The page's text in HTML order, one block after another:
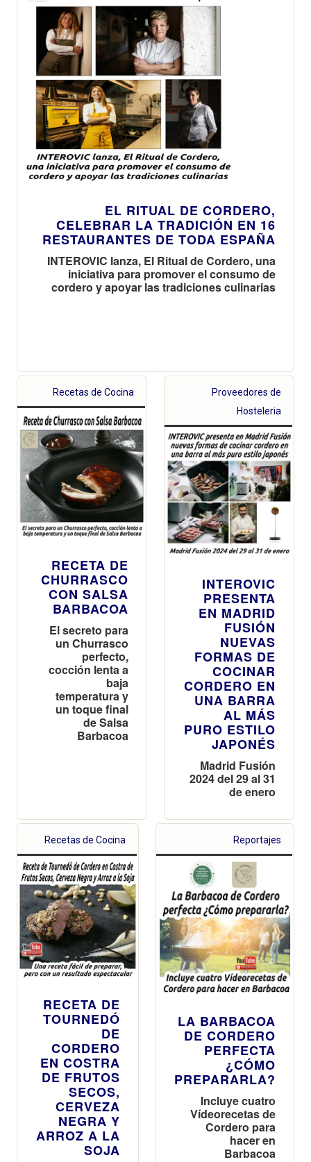
EL RITUAL DE CORDERO,
CELEBRAR LA TRADICIÓN EN 16
RESTAURANTES DE TODA ESPAÑA
INTEROVIC lanza, El Ritual de Cordero, una
iniciativa para promover el consumo de
cordero y apoyar las tradiciones culinarias
Recetas de Cocina
RECETA DE
CHURRASCO
CON SALSA
BARBACOA
El secreto para
un Churrasco
perfecto,
cocción lenta a
baja
temperatura y
un toque final
de Salsa
Barbacoa
Proveedores de
Hosteleria
INTEROVIC
PRESENTA
EN MADRID
FUSIÓN
NUEVAS
FORMAS DE
COCINAR
CORDERO EN
UNA BARRA
AL MÁS
PURO ESTILO
JAPONÉS
Madrid Fusión
2024 del 29 al 31
de enero
Recetas de Cocina
RECETA DE
TOURNEDÓ
DE
CORDERO
EN COSTRA
DE FRUTOS
SECOS,
CERVEZA
NEGRA Y
ARROZ A LA
SOJA
Reportajes
LA BARBACOA
DE CORDERO
PERFECTA
¿CÓMO
PREPARARLA?
Incluye cuatro
Vídeorecetas de
Cordero para
hacer en
Barbacoa